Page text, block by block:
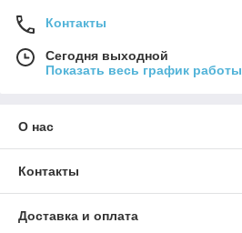
Контакты
Сегодня выходной
Показать весь график работы
О нас
Контакты
Доставка и оплата